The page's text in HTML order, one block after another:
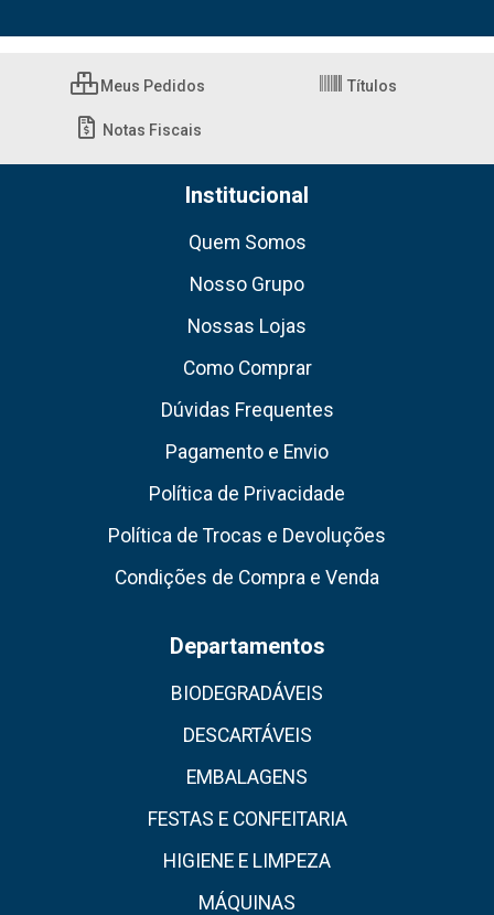
Meus Pedidos Títulos
Notas Fiscais
Institucional
Quem Somos
Nosso Grupo
Nossas Lojas
Como Comprar
Dúvidas Frequentes
Pagamento e Envio
Política de Privacidade
Política de Trocas e Devoluções
Condições de Compra e Venda
Departamentos
BIODEGRADÁVEIS
DESCARTÁVEIS
EMBALAGENS
FESTAS E CONFEITARIA
HIGIENE E LIMPEZA
MÁQUINAS